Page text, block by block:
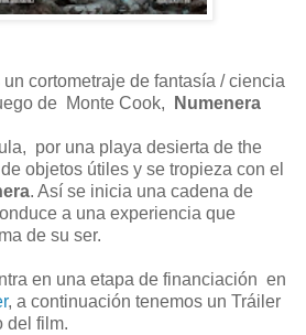
un cortometraje de fantasía / ciencia
de Monte Cook,
Numenera
por una playa desierta de the
objetos útiles y se tropieza con el
. Así se inicia una cadena de
a una experiencia que
de su ser.
en una etapa de financiación en
, a continuación tenemos un Tráiler
del film.